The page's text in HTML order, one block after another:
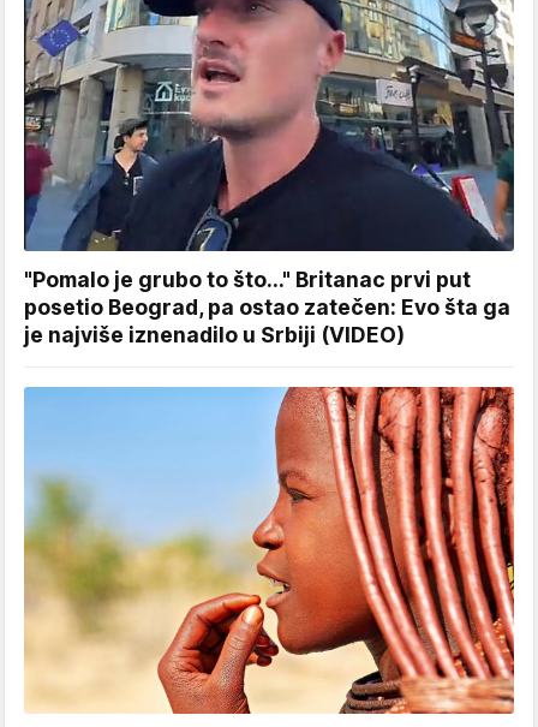
"Pomalo je grubo to što..." Britanac prvi put
posetio Beograd, pa ostao zatečen: Evo šta ga
je najviše iznenadilo u Srbiji (VIDEO)